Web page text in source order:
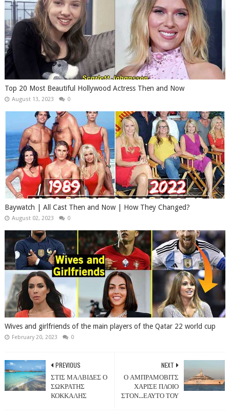
Top 20 Most Beautiful Hollywood Actress Then and Now
August 13, 2023 0
Baywatch | All Cast Then and Now | How They Changed?
August 02, 2023 0
Wives and girlfriends of the main players of the Qatar 22 world cup
February 20, 2023 0
NEXT
Ο ΑΜΠΡΑΜΟΒΙΤΣ
ΧΑΡΙΣΕ ΠΛΟΙΟ
ΣΤΟΝ...ΕΑΥΤΟ ΤΟΥ
PREVIOUS
ΣΤΙΣ ΜΑΛΒΙΔΕΣ Ο
ΣΩΚΡΑΤΗΣ
ΚΟΚΚΑΛΗΣ